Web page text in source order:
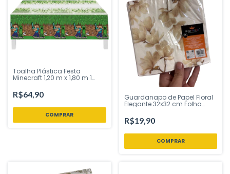
Toalha Plástica Festa
Minecraft 1,20 m x 1,80 m 1
sua Festa Loja
R$64,90 Guardanapo de Papel Floral
Elegante 32x32 cm Folha
Festas - Inspire sua Festa
Loja
R$19,90